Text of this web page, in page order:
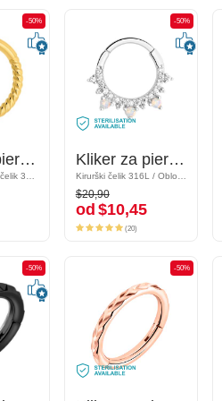
-50%
Kliker za piercing (kirurški čelik, zlatna, sjajna završna obrada)
Pozlaćeni kirurški čelik 316L
-50%
Kliker za piercing (kirurški čelik, zlatna, sjajna završna obrada)
-50%
Kliker za piercing (kirurški čelik, srebrna, sjajna završna obrada) s kristalnim kamenjem
Kirurški čelik 316L / Obloženi mesing
$20,90
od$10,45
-50%
Kliker za piercing (kirurški čelik, srebrna, sjajna završna obrada) s kristalnim kamenjem
$20,90
od $10,45
(20)
-50%
-50% -50%
-50%